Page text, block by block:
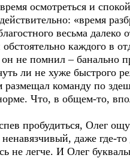
осмотреться и
«время
весьма
каждого в
не помнил – банально
ли не хуже быстрого
размещал команду по
Что, в общем-то,
пробудиться, Олег
ненавязчивый, даже где-
не легче. И Олег